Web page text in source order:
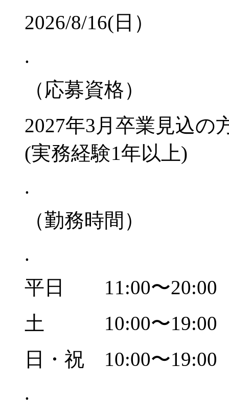
2026/8/16(日）
.
（応募資格）
2027年3月卒業見込の
(実務経験1年以上)
.
（勤務時間）
.
平日 11:00〜20:00
土 10:00〜19:00（
日・祝 10:00〜19:00
.